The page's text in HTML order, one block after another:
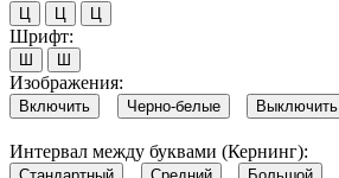
Ц Ц Ц
Шрифт:
Ш Ш
Изображения:
Включить Черно-белые Выключить
Интервал между буквами (Кернинг):